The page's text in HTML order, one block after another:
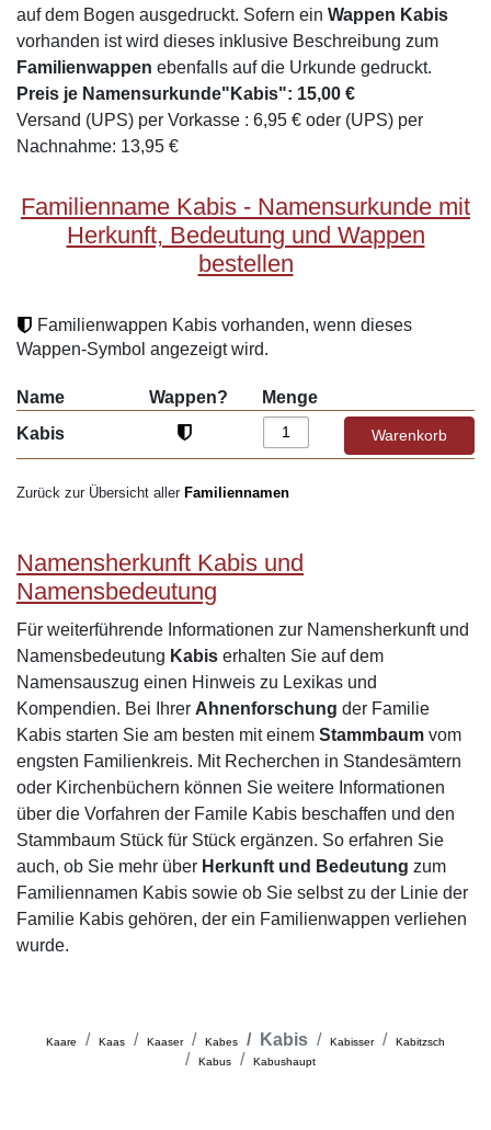
auf dem Bogen ausgedruckt. Sofern ein Wappen Kabis
vorhanden ist wird dieses inklusive Beschreibung zum
Familienwappen ebenfalls auf die Urkunde gedruckt.
Preis je Namensurkunde"Kabis": 15,00 €
Versand (UPS) per Vorkasse : 6,95 € oder (UPS) per
Nachnahme: 13,95 €
Familienname Kabis - Namensurkunde mit
Herkunft, Bedeutung und Wappen
bestellen
Familienwappen Kabis vorhanden, wenn dieses
Wappen-Symbol angezeigt wird.
Name Wappen?
Menge
Kabis
Zurück zur Übersicht aller Familiennamen
Namensherkunft Kabis und
Namensbedeutung
Für weiterführende Informationen zur Namensherkunft und
Namensbedeutung Kabis erhalten Sie auf dem
Namensauszug einen Hinweis zu Lexikas und
Kompendien. Bei Ihrer Ahnenforschung der Familie
Kabis starten Sie am besten mit einem Stammbaum vom
engsten Familienkreis. Mit Recherchen in Standesämtern
oder Kirchenbüchern können Sie weitere Informationen
über die Vorfahren der Famile Kabis beschaffen und den
Stammbaum Stück für Stück ergänzen. So erfahren Sie
auch, ob Sie mehr über Herkunft und Bedeutung zum
Familiennamen Kabis sowie ob Sie selbst zu der Linie der
Familie Kabis gehören, der ein Familienwappen verliehen
wurde.
Kaare Kaas Kaaser Kabes Kabis Kabisser
Kabitzsch
Kabus
Kabushaupt